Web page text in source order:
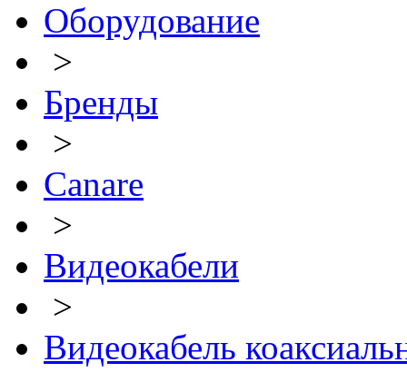
Оборудование
>
Бренды
>
Canare
>
Видеокабели
>
Видеокабель